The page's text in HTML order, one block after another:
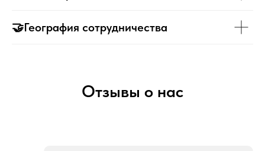
🤝География сотрудничества
Отзывы о нас